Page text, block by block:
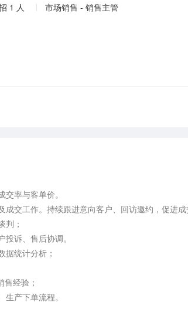
1 人 市场销售 - 销售主管
率与客单价。
交工作。持续跟进意向客户、回访邀约，促进成
判；
诉、售后协调。
据统计分析；
经验；
产下单流程。